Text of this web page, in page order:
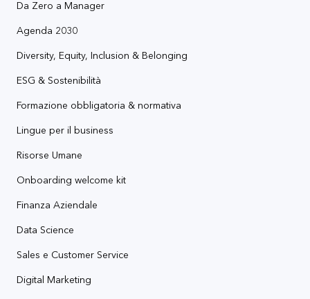
Da Zero a Manager
Agenda 2030
Diversity, Equity, Inclusion & Belonging
ESG & Sostenibilità
Formazione obbligatoria & normativa
Lingue per il business
Risorse Umane
Onboarding welcome kit
Finanza Aziendale
Data Science
Sales e Customer Service
Digital Marketing